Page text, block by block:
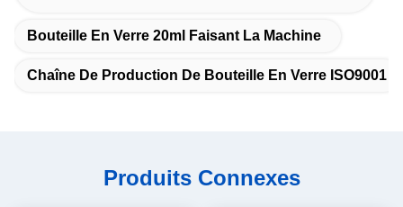
Bouteille En Verre 20ml Faisant La Machine
Chaîne De Production De Bouteille En Verre ISO9001
Produits Connexes